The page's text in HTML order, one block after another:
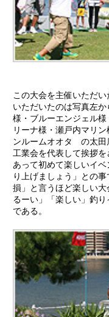
この大会を主催いただ
いただいたのは写真左
様・ブルーエンジェル
リーナ様・瀬戸内マリ
ンルームオオタ の太田
工業会を代表して挨拶
あって初めて楽しいイ
り上げましょう」との
損」と言うほど楽しい
るーい」「楽しい」釣
である。